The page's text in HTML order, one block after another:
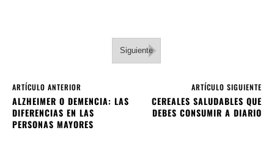
Siguiente
ARTÍCULO ANTERIOR
ALZHEIMER O DEMENCIA: LAS
DIFERENCIAS EN LAS
PERSONAS MAYORES
ARTÍCULO SIGUIENTE
CEREALES SALUDABLES QUE
DEBES CONSUMIR A DIARIO